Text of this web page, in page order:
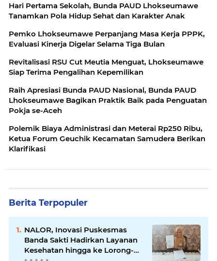
Hari Pertama Sekolah, Bunda PAUD Lhokseumawe
Tanamkan Pola Hidup Sehat dan Karakter Anak
Pemko Lhokseumawe Perpanjang Masa Kerja PPPK,
Evaluasi Kinerja Digelar Selama Tiga Bulan
Revitalisasi RSU Cut Meutia Menguat, Lhokseumawe
Siap Terima Pengalihan Kepemilikan
Raih Apresiasi Bunda PAUD Nasional, Bunda PAUD
Lhokseumawe Bagikan Praktik Baik pada Penguatan
Pokja se-Aceh
Polemik Biaya Administrasi dan Meterai Rp250 Ribu,
Ketua Forum Geuchik Kecamatan Samudera Berikan
Klarifikasi
Berita Terpopuler
NALOR, Inovasi Puskesmas
Banda Sakti Hadirkan Layanan
Kesehatan hingga ke Lorong-